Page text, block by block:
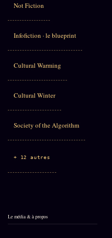
Not Fiction
Infofiction · le blueprint
Cultural Warming
Cultural Winter
Society of the Algorithm
+ 12 autres
Le média & à propos